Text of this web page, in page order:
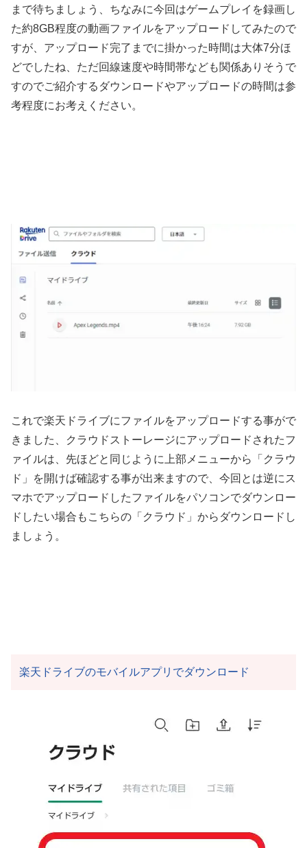
まで待ちましょう、ちなみに今回はゲームプレイを録画し
た約8GB程度の動画ファイルをアップロードしてみたので
すが、アップロード完了までに掛かった時間は大体7分ほ
どでしたね、ただ回線速度や時間帯なども関係ありそうで
すのでご紹介するダウンロードやアップロードの時間は参
考程度にお考えください。
これで楽天ドライブにファイルをアップロードする事がで
きました、クラウドストーレージにアップロードされたフ
ァイルは、先ほどと同じように上部メニューから「クラウ
ド」を開けば確認する事が出来ますので、今回とは逆にス
マホでアップロードしたファイルをパソコンでダウンロー
ドしたい場合もこちらの「クラウド」からダウンロードし
ましょう。
楽天ドライブのモバイルアプリでダウンロード